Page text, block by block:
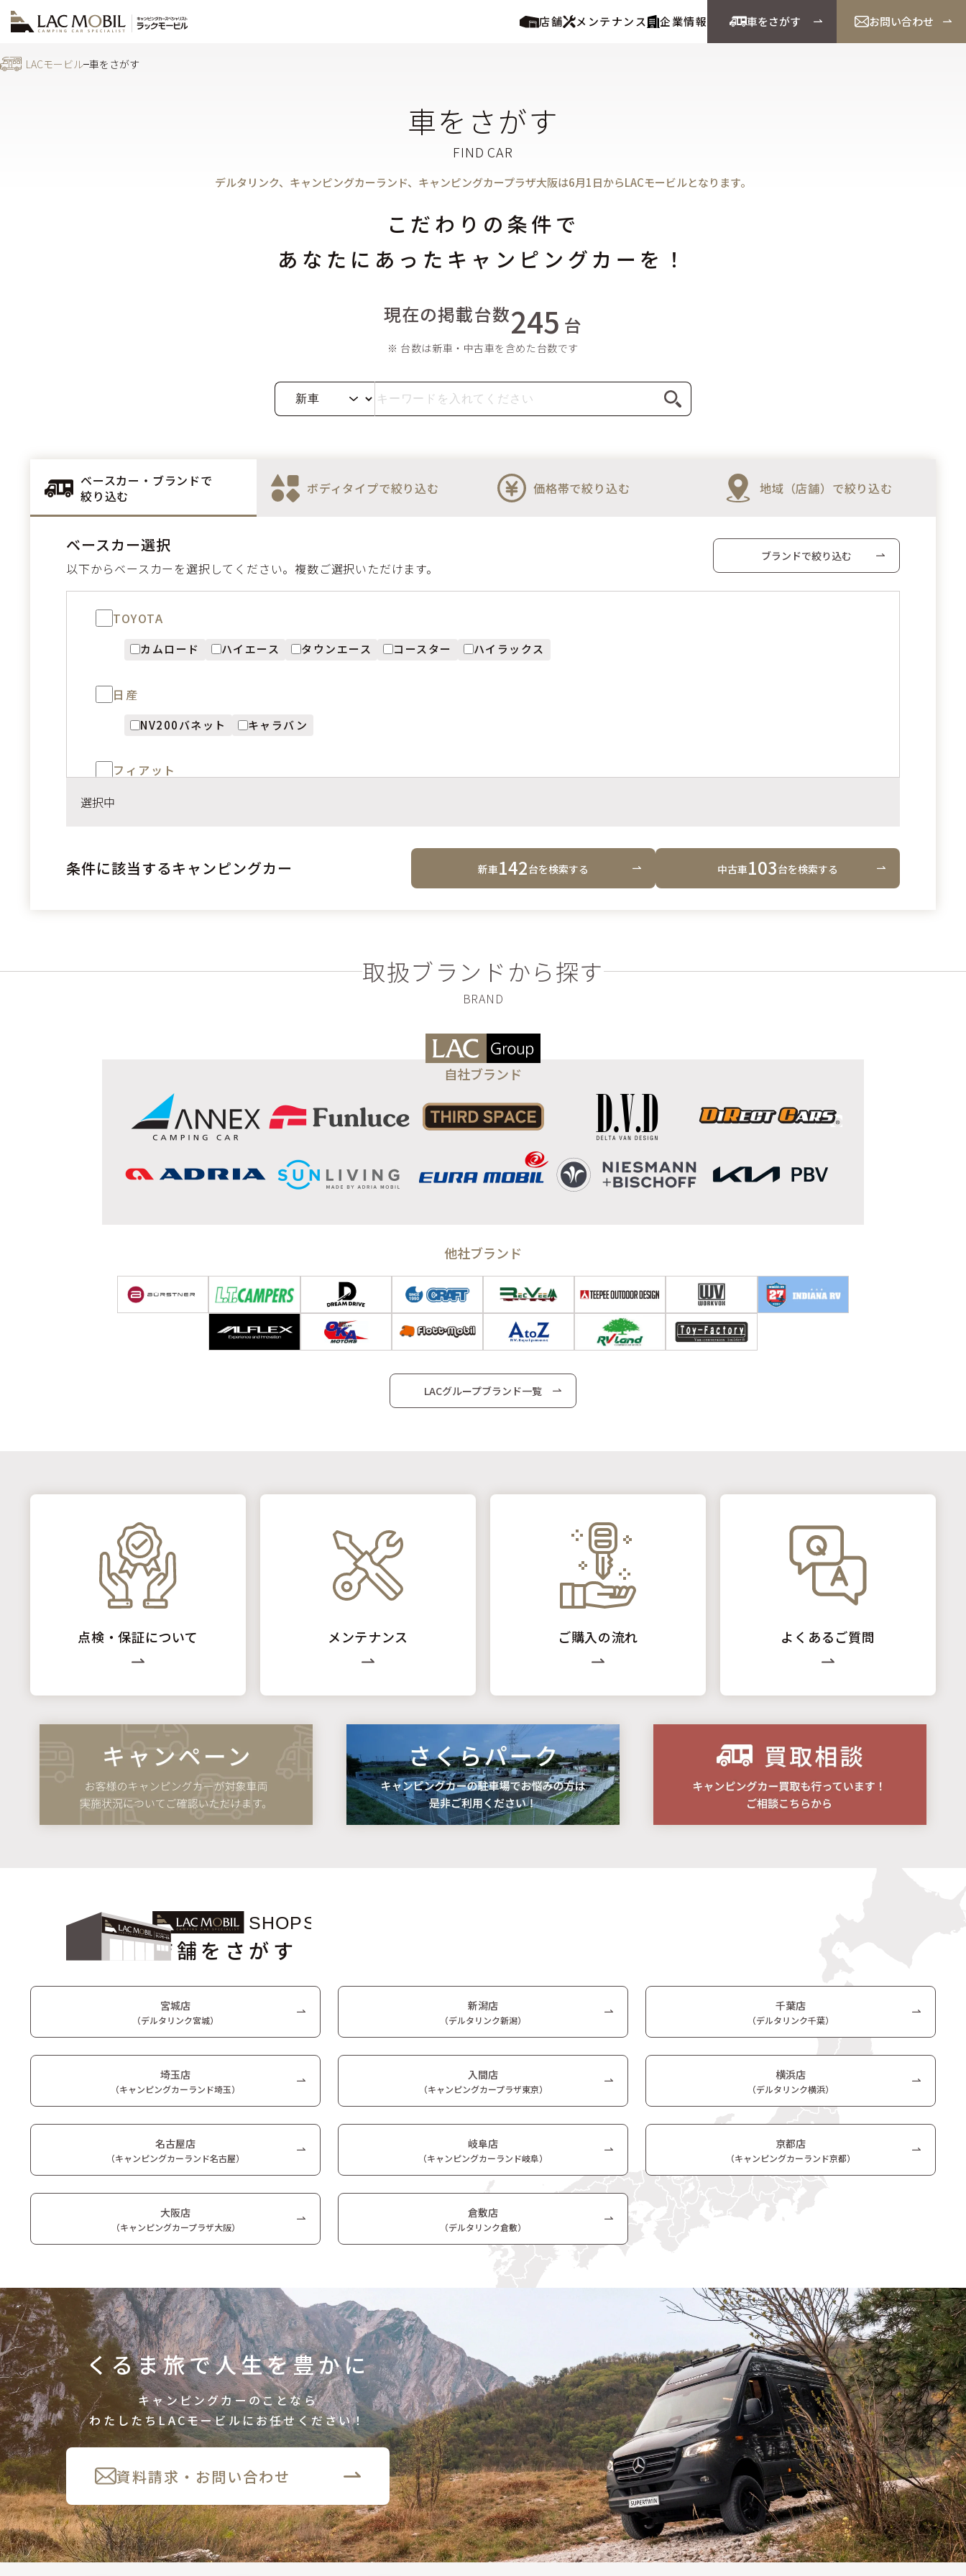
店舗 メンテナンス 企業情報 車をさがす お問い合わせ
LACモービル 車をさがす
車をさがす
デルタリンク、キャンピングカーランド、キャンピングカープラザ大阪は6月1日からLACモービルとなります。
こだわりの条件で
あなたにあったキャンピングカーを！
現在の掲載台数245 台
※ 台数は新車・中古車を含めた台数です
ベースカー・ブランドで
絞り込む
ボディタイプで絞り込む 価格帯で絞り込む 地域（店舗）で絞り込む
ブランドで絞り込む
ベースカー選択
以下からベースカーを選択してください。複数ご選択いただけます。
TOYOTA
カムロード ハイエース タウンエース コースター ハイラックス
日産
NV200バネット キャラバン
フィアット
スプリンター
エルフ
エブリィ キャリー
フォード
選択中
条件に該当するキャンピングカー 新車142台を検索する 中古車103台を検索する
取扱ブランドから探す
自社ブランド
他社ブランド
LACグループブランド一覧
点検・保証について メンテナンス ご購入の流れ よくあるご質問
店舗をさがす
宮城店
（デルタリンク宮城）
新潟店
（デルタリンク新潟）
千葉店
（デルタリンク千葉）
埼玉店
（キャンピングカーランド埼玉）
入間店
（キャンピングカープラザ東京）
横浜店
（デルタリンク横浜）
名古屋店
（キャンピングカーランド名古屋）
岐阜店
（キャンピングカーランド岐阜）
京都店
（キャンピングカーランド京都）
大阪店
（キャンピングカープラザ大阪）
倉敷店
（デルタリンク倉敷）
くるま旅で人生を豊かに
キャンピングカーのことなら
わたしたちLACモービルにお任せください！
資料請求・お問い合わせ